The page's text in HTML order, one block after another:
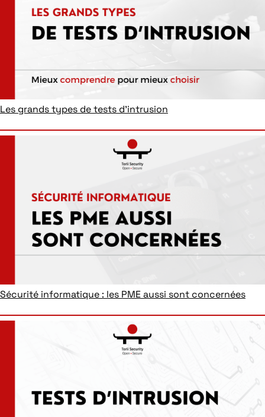
Les grands types de tests d’intrusion
Sécurité informatique : les PME aussi sont concernées